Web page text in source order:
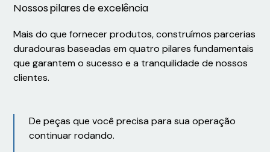
Nossos pilares de excelência
Mais do que fornecer produtos, construímos parcerias
duradouras baseadas em quatro pilares fundamentais
que garantem o sucesso e a tranquilidade de nossos
clientes.
De peças que você precisa para sua operação
continuar rodando.